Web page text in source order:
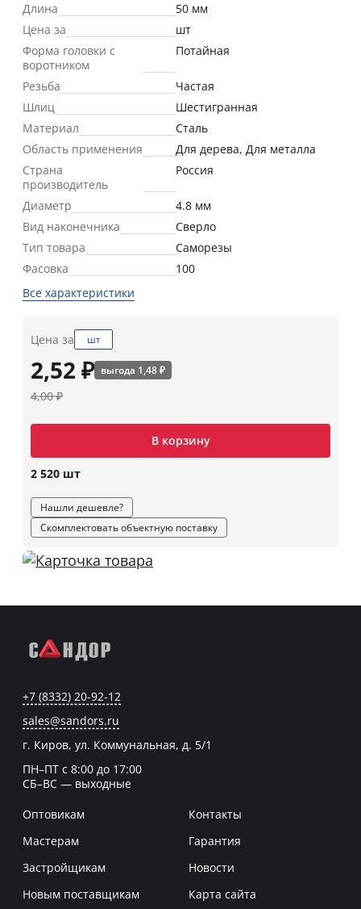
Длина
50 мм
Цена за
шт
Форма головки с
воротником
Потайная
Резьба
Частая
Шлиц
Шестигранная
Материал
Сталь
Область применения
Для дерева, Для металла
Страна
производитель
Россия
Диаметр
4.8 мм
Вид наконечника
Сверло
Тип товара
Саморезы
Фасовка
100
Все характеристики
Цена за шт
2,52 ₽ выгода 1,48 ₽
4,00 ₽
В корзину
2 520 шт
Нашли дешевле?
Скомплектовать объектную поставку
+7 (8332) 20-92-12
sales@sandors.ru
г. Киров, ул. Коммунальная, д. 5/1
ПН–ПТ с 8:00 до 17:00
СБ–ВС — выходные
Оптовикам
Мастерам
Застройщикам
Новым поставщикам
Контакты
Гарантия
Новости
Карта сайта